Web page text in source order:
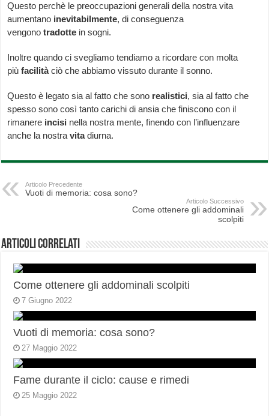
Questo perchè le preoccupazioni generali della nostra vita
aumentano inevitabilmente, di conseguenza
vengonotradotte in sogni.
Inoltre quando ci svegliamo tendiamo a ricordare con molta
piùfacilitàciò che abbiamo vissuto durante il sonno.
Questo è legato sia al fatto che sono realistici, sia al fatto che
spesso sono così tanto carichi di ansia che finiscono con il
rimanere incisi nella nostra mente, finendo con l’influenzare
anche la nostravitadiurna.
Articolo Precedente
Vuoti di memoria: cosa sono?
Articolo Successivo
Come ottenere gli addominali
scolpiti
Articoli correlati
Come ottenere gli addominali scolpiti
7 Giugno 2022
Vuoti di memoria: cosa sono?
27 Maggio 2022
Fame durante il ciclo: cause e rimedi
25 Maggio 2022